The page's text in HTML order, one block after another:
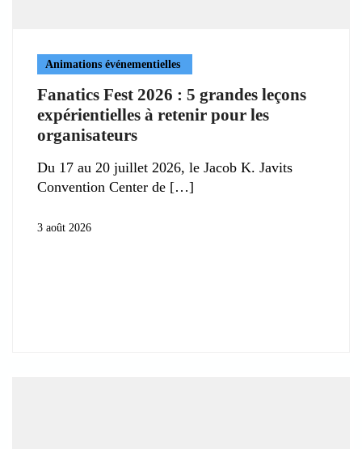
Animations événementielles
Fanatics Fest 2026 : 5 grandes leçons
expérientielles à retenir pour les
organisateurs
Du 17 au 20 juillet 2026, le Jacob K. Javits
Convention Center de
3 août 2026